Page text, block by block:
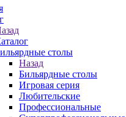
столы
Назад
Бильярдные столы
Игровая серия
Любительские
Профессиональные